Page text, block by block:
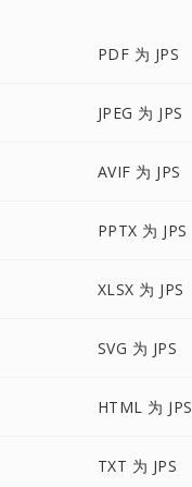
PDF 为 JPS
JPEG 为 JPS
AVIF 为 JPS
PPTX 为 JPS
XLSX 为 JPS
SVG 为 JPS
HTML 为 JPS
TXT 为 JPS